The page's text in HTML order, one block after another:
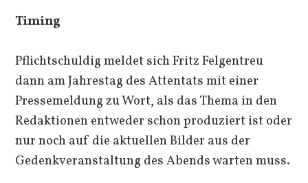
Timing
Pflichtschuldig meldet sich Fritz Felgentreu
dann am Jahrestag des Attentats mit einer
Pressemeldung zu Wort, als das Thema in den
Redaktionen entweder schon produziert ist oder
nur noch auf die aktuellen Bilder aus der
Gedenkveranstaltung des Abends warten muss.